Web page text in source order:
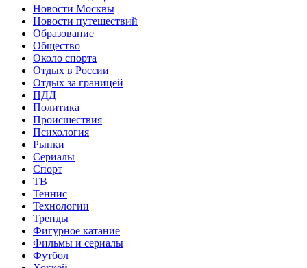
Новости Москвы
Новости путешествий
Образование
Общество
Около спорта
Отдых в России
Отдых за границей
ПДД
Политика
Происшествия
Психология
Рынки
Сериалы
Спорт
ТВ
Теннис
Технологии
Тренды
Фигурное катание
Фильмы и сериалы
Футбол